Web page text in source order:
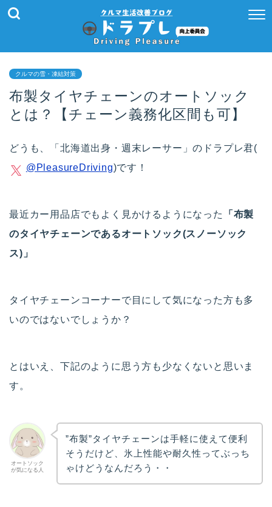
クルマの雪・凍結対策
布製タイヤチェーンのオートソック
とは？【チェーン義務化区間も可】
どうも、「北海道出身・週末レーサー」のドラプレ君(
@PleasureDriving)です！
最近カー用品店でもよく見かけるようになった
「布製
のタイヤチェーンであるオートソック(スノーソック
ス)」
タイヤチェーンコーナーで目にして気になった方も多
いのではないでしょうか？
とはいえ、下記のように思う方も少なくないと思いま
す。
オートソック
が気になる人
”布製”タイヤチェーンは手軽に使えて便利
そうだけど、氷上性能や耐久性ってぶっち
ゃけどうなんだろう・・